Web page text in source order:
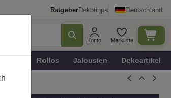
RatgeberDekotipps Deutschland
Konto Merkliste
Rollos Jalousien Dekoartikel